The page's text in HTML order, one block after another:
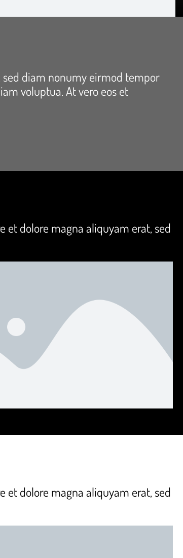
diam nonumy eirmod tempor
voluptua. At vero eos et
dolore magna aliquyam erat, sed
dolore magna aliquyam erat, sed